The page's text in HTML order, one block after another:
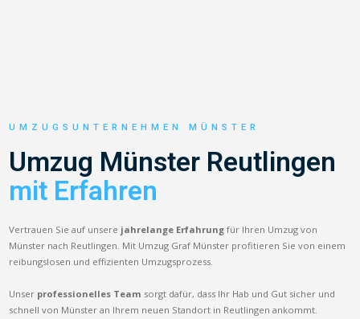
UMZUGSUNTERNEHMEN MÜNSTER
Umzug Münster Reutlingen
mit Erfahren
Vertrauen Sie auf unsere jahrelange Erfahrung für Ihren Umzug von
Münster nach Reutlingen. Mit Umzug Graf Münster profitieren Sie von einem
reibungslosen und effizienten Umzugsprozess.
Unser professionelles Team sorgt dafür, dass Ihr Hab und Gut sicher und
schnell von Münster an Ihrem neuen Standort in Reutlingen ankommt.